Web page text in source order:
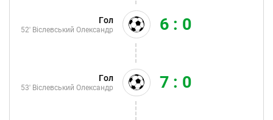
Гол
52' Віслевський Олександр 6 : 0
Гол
53' Віслевський Олександр 7 : 0